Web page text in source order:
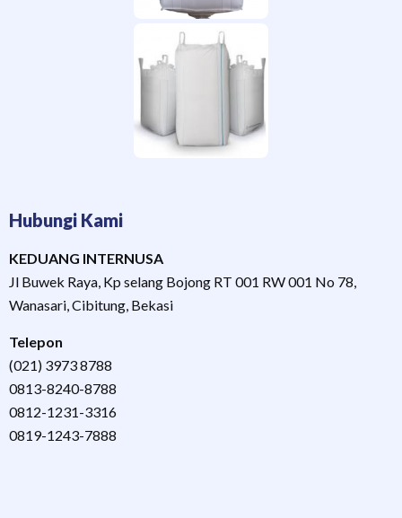
Hubungi Kami
KEDUANG INTERNUSA
Jl Buwek Raya, Kp selang Bojong RT 001 RW 001 No 78,
Wanasari, Cibitung, Bekasi
Telepon
(021) 3973 8788
0813-8240-8788
0812-1231-3316
0819-1243-7888